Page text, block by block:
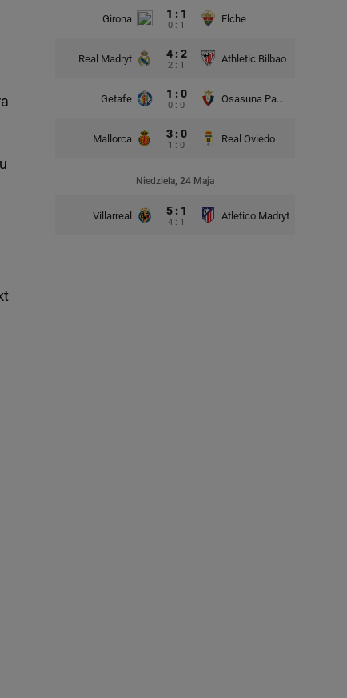
Girona 1 : 1
0 : 1
Elche
Real Madryt 4 : 2
2 : 1
Athletic Bilbao
Getafe 1 : 0
0 : 0
Osasuna Pampeluna
Mallorca 3 : 0
1 : 0
Real Oviedo
Niedziela, 24 Maja
Villarreal 5 : 1
4 : 1
Atletico Madryt